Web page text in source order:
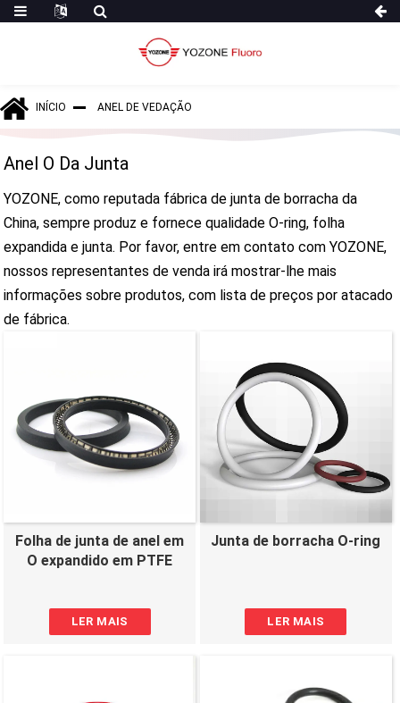
INÍCIO ANEL DE VEDAÇÃO
Anel O Da Junta
YOZONE, como reputada fábrica de junta de borracha da
China, sempre produz e fornece qualidade O-ring, folha
expandida e junta. Por favor, entre em contato com YOZONE,
nossos representantes de venda irá mostrar-lhe mais
informações sobre produtos, com lista de preços por atacado
de fábrica.
Folha de junta de anel em
O expandido em PTFE
LER MAIS
Junta de borracha O-ring
LER MAIS